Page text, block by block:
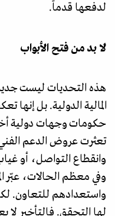
لدفعها قدماً.
لا بد من فتح الأبواب
هذه التحديات ليست
المالية الدولية. بل
حكومات وجهات دولية
تعثرت عروض الدعم
وانقطاع التواصل، أو
وفي معظم الحالات، عبّر
واستعدادهم للتعاون.
لها التحقق. فالتأخير لا